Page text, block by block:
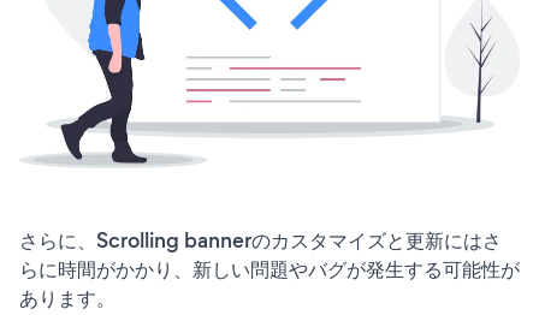
さらに、Scrolling bannerのカスタマイズと更新にはさ
らに時間がかかり、新しい問題やバグが発生する可能性が
あります。